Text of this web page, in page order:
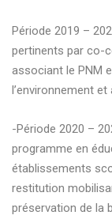
Période 2019 –
pertinents par co-
associant le PNM
l’environnement et
-Période 2020 –
programme en
établissements
restitution
préservation de la